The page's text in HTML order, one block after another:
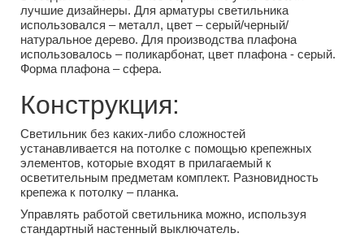
лучшие дизайнеры. Для арматуры светильника
использовался – металл, цвет – серый/черный/
натуральное дерево. Для производства плафона
использовалось – поликарбонат, цвет плафона - серый.
Форма плафона – сфера.
Конструкция:
Светильник без каких-либо сложностей
устанавливается на потолке с помощью крепежных
элементов, которые входят в прилагаемый к
осветительным предметам комплект. Разновидность
крепежа к потолку – планка.
Управлять работой светильника можно, используя
стандартный настенный выключатель.